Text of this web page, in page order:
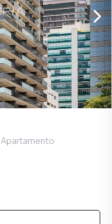
Apartamento